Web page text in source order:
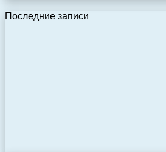
Последние записи